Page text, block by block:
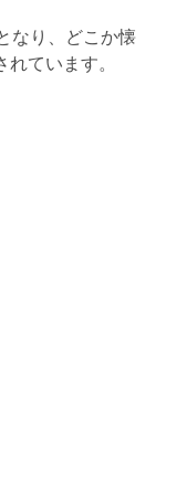
なり、どこか懐
ています。